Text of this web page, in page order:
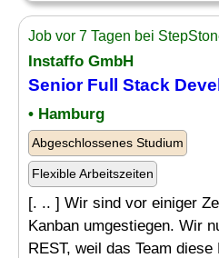
Job vor 7 Tagen bei
Instaffo GmbH
Senior Full Stack
• Hamburg
Abgeschlossenes Studium
Flexible Arbeitszeiten
[. .. ] Wir sind vor einiger
Kanban umgestiegen. Wir
REST, weil das Team